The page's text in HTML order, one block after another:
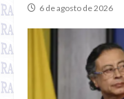
6 de agosto de 2026